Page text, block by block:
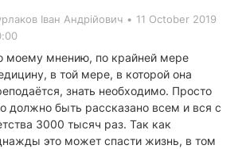
Іван Андрійович • 11 October 2019
моему мнению, по крайней мере
в той мере, в которой она
знать необходимо. Просто
должно быть рассказано всем и вся с
3000 тысяч раз. Так как
это может спасти жизнь, в том